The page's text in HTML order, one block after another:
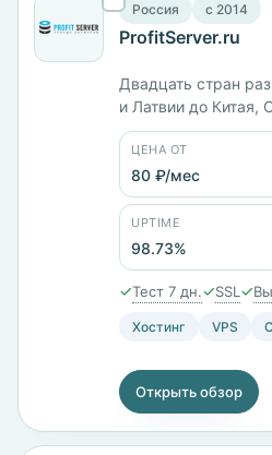
Россия c 2014
ProfitServer.ru
Двадцать стран
и Латвии до Китая,
Юрлицо ООО
Тринадцать
ГБ памяти стоит
12 с 64 ГБ и
мес. Панель
98,73%.
ЦЕНА ОТ
80 ₽/мес
UPTIME
98.73%
✓Тест 7 дн.✓SSL ✓
Хостинг VPS
Открыть обзор